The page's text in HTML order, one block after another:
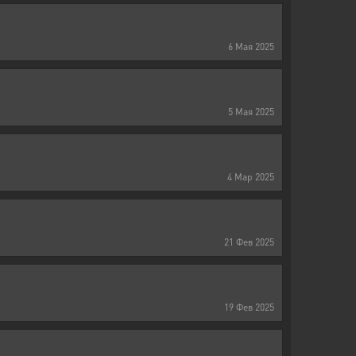
6 Мая 2025
5 Мая 2025
4 Мар 2025
21 Фев 2025
19 Фев 2025